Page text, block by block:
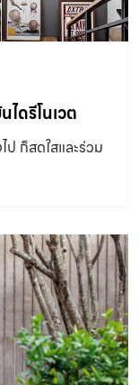
ไดรีโนเวต
ป ก็สดใสและร่วม